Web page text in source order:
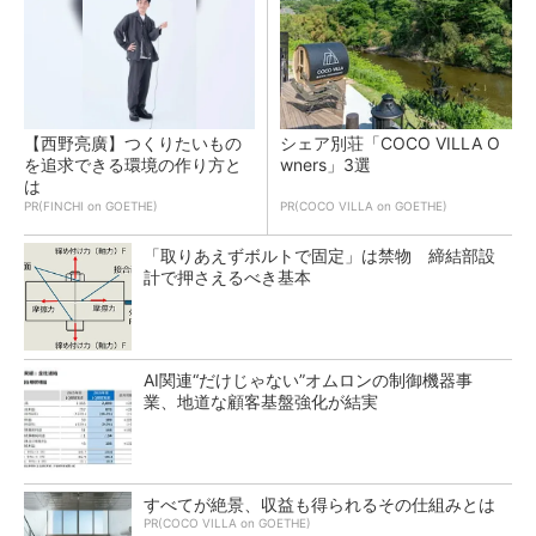
【西野亮廣】つくりたいもの
を追求できる環境の作り方と
は
PR(FINCHI on GOETHE)
シェア別荘「COCO VILLA O
wners」3選
PR(COCO VILLA on GOETHE)
「取りあえずボルトで固定」は禁物 締結部設
計で押さえるべき基本
AI関連“だけじゃない”オムロンの制御機器事
業、地道な顧客基盤強化が結実
すべてが絶景、収益も得られるその仕組みとは
PR(COCO VILLA on GOETHE)